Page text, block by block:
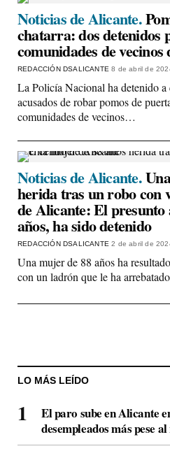
Noticias de Alicante.
chatarra: dos detenidos
comunidades de
REDACCIÓN DSALICANTE8 de abril de
La Policía Nacional ha detenido
acusados de robar pomos de
comunidades de vecinos…
Noticias de Alicante.
herida tras un robo con
de Alicante: El presunto
años, ha sido detenido
REDACCIÓN DSALICANTE2 de abril de
Una mujer de 88 años ha
con un ladrón que le ha
LO MÁS LEÍDO
El paro sube en Alicante
desempleados más pese